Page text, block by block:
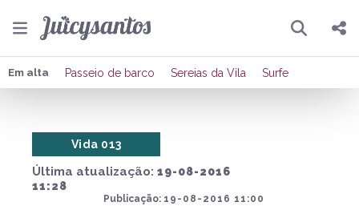
Pesquisar
Compartilhar
Em alta Passeio de barco Sereias da Vila Surfe
Última atualização: 19-08-2016
11:28
Publicação: 19-08-2016 11:00
Vida 013